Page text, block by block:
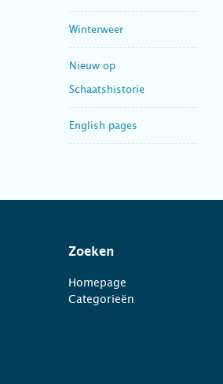
Winterweer
Nieuw op
Schaatshistorie
English pages
Zoeken
Homepage
Categorieën